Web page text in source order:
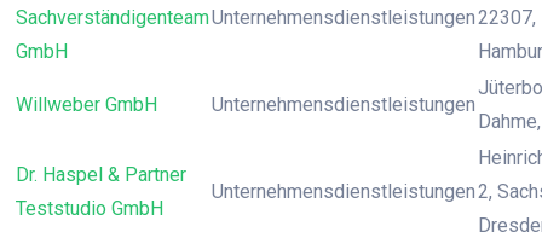
Sachverständigenteam
GmbH
Unternehmensdienstleistungen22307,
Willweber GmbH Unternehmensdienstleistungen
Dr. Haspel & Partner
Teststudio GmbH
Unternehmensdienstleistungen2,